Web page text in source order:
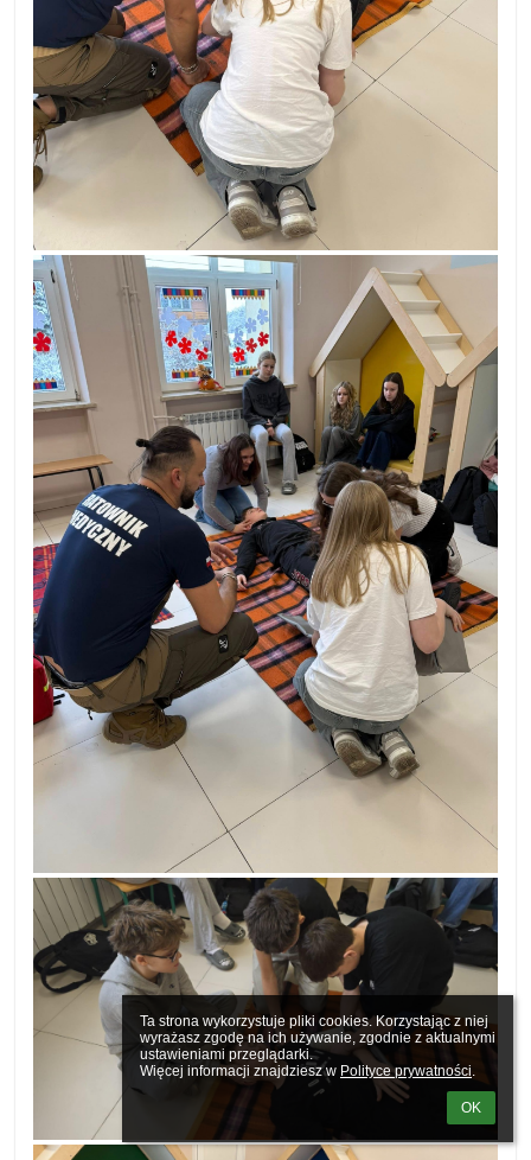
Ta strona wykorzystuje pliki cookies. Korzystając z niej
wyrażasz zgodę na ich używanie, zgodnie z aktualnymi
ustawieniami przeglądarki.
Więcej informacji znajdziesz w Polityce prywatności.
OK